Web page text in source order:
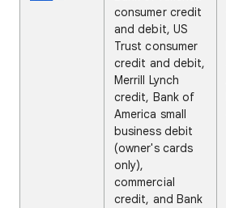
consumer credit
and debit, US
Trust consumer
credit and debit,
Merrill Lynch
credit, Bank of
America small
business debit
(owner's cards
only),
commercial
credit, and Bank